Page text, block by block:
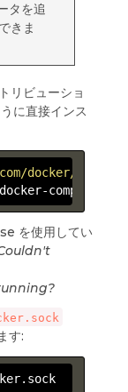
タを追
きま
ビューショ
に直接インス
docker/
compose
を使用してい
す: